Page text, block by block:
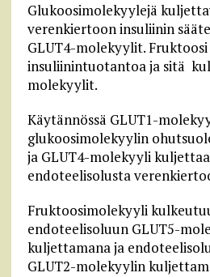
Glukoosimolekyylejä
verenkiertoon insuliinin
GLUT4-molekyylit.
insuliinintuotantoa ja sitä
molekyylit.
Käytännössä GLUT1-
glukoosimolekyylin
ja GLUT4-molekyyli
endoteelisolusta
Fruktoosimolekyyli
endoteelisoluun GLUT5-
kuljettamana ja
GLUT2-molekyylin